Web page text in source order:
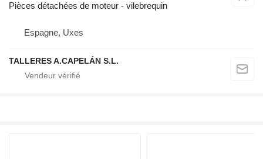
Pièces détachées de moteur - vilebrequin
Espagne, Uxes
TALLERES A.CAPELÁN S.L.